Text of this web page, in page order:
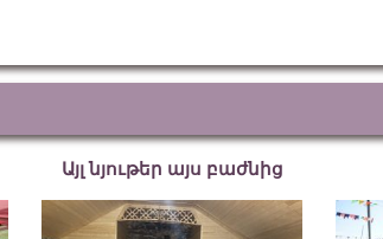
Այլ նյութեր այս բաժնից